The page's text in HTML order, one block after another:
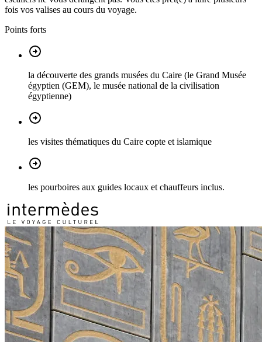
fois vos valises au cours du voyage.
Points forts
la découverte des grands musées du Caire (le Grand Musée
égyptien (GEM), le musée national de la civilisation
égyptienne)
les visites thématiques du Caire copte et islamique
les pourboires aux guides locaux et chauffeurs inclus.